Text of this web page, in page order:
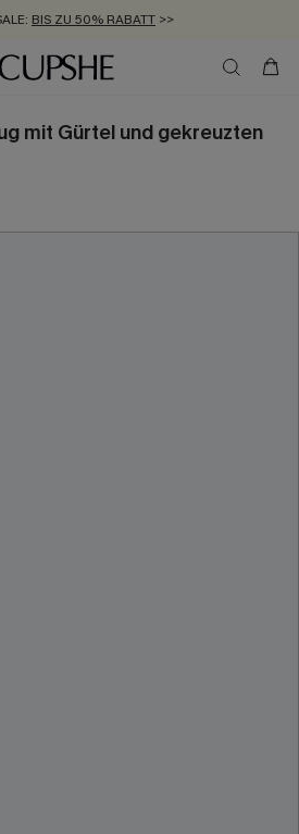
BIS ZU 50% RABATT >>
BIS ZU -20% EXTRA ERHALTEN
VERSAND AB 89 €
mit Gürtel und gekreuzten